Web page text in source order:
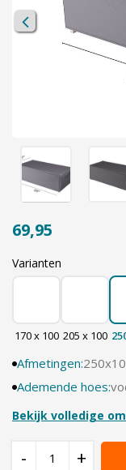
69,95
Varianten
170 x 100 205 x 100
Afmetingen:
Ademende hoes:
Bekijk volledige
- +